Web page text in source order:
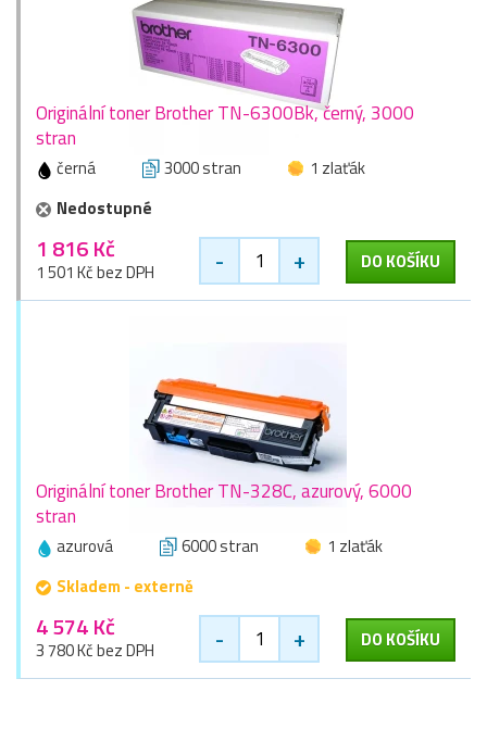
Originální toner Brother TN-6300Bk, černý, 3000
stran
černá 3000 stran
1 zlaťák
Nedostupné
1 816 Kč
1 501 Kč bez DPH - + DO KOŠÍKU
Originální toner Brother TN-328C, azurový, 6000
stran
azurová 6000 stran
1 zlaťák
Skladem - externě
4 574 Kč
3 780 Kč bez DPH - + DO KOŠÍKU